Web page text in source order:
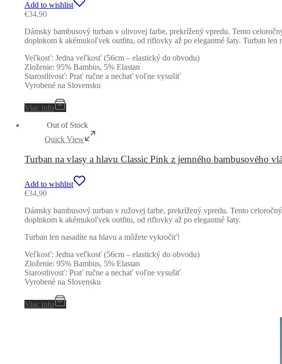
Add to wishlist
€34,90
Dámsky bambusový turban v olivovej farbe, prekrížený vpredu. Tento
doplnkom k akémukoľvek outfitu, od riflovky až po elegantné šaty. Turban len
Veľkosť: Jedna veľkosť (56cm – elastický do obvodu)
Zloženie: 95% Bambus, 5% Elastan
Starostlivosť: Prať ručne a nechať voľne vysušiť
Vyrobené na Slovensku
Viac info
Out of Stock
Quick View
Turban na vlasy a hlavu Classic Pink z jemného bambusového
Add to wishlist
€34,90
Dámsky bambusový turban v ružovej farbe, prekrížený vpredu. Tento
doplnkom k akémukoľvek outfitu, od riflovky až po elegantné šaty.
Turban len nasadíte na hlavu a môžete vykročiť!
Veľkosť: Jedna veľkosť (56cm – elastický do obvodu)
Zloženie: 95% Bambus, 5% Elastan
Starostlivosť: Prať ručne a nechať voľne vysušiť
Vyrobené na Slovensku
Viac info